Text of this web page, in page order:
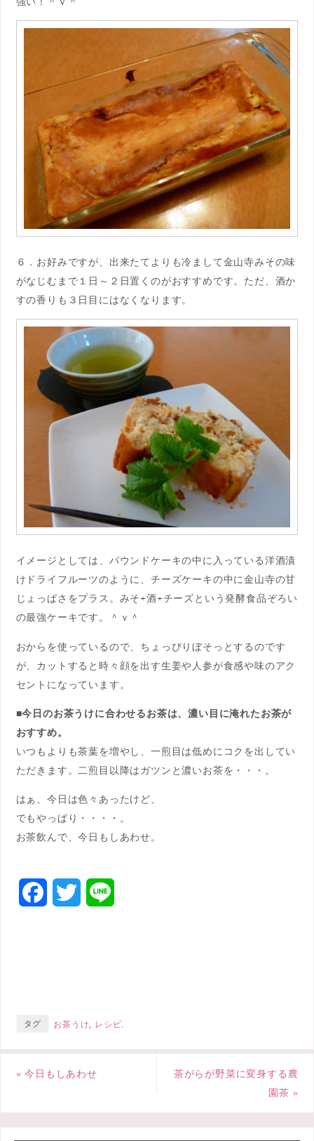
６．お好みですが、出来たてよりも冷まして金山寺みその味
がなじむまで１日～２日置くのがおすすめです。ただ、酒か
すの香りも３日目にはなくなります。
イメージとしては、パウンドケーキの中に入っている洋酒漬
けドライフルーツのように、チーズケーキの中に金山寺の甘
じょっぱさをプラス。みそ+酒+チーズという発酵食品ぞろい
の最強ケーキです。＾ｖ＾
おからを使っているので、ちょっぴりぼそっとするのです
が、カットすると時々顔を出す生姜や人参が食感や味のアク
セントになっています。
■今日のお茶うけに合わせるお茶は、濃い目に淹れたお茶が
おすすめ。
いつもよりも茶葉を増やし、一煎目は低めにコクを出してい
ただきます。二煎目以降はガツンと濃いお茶を・・・。
はぁ、今日は色々あったけど、
でもやっぱり・・・・。
お茶飲んで、今日もしあわせ。
o
e
タグ お茶うけ, レシピ.
« 今日もしあわせ
茶がらが野菜に変身する農
園茶 »